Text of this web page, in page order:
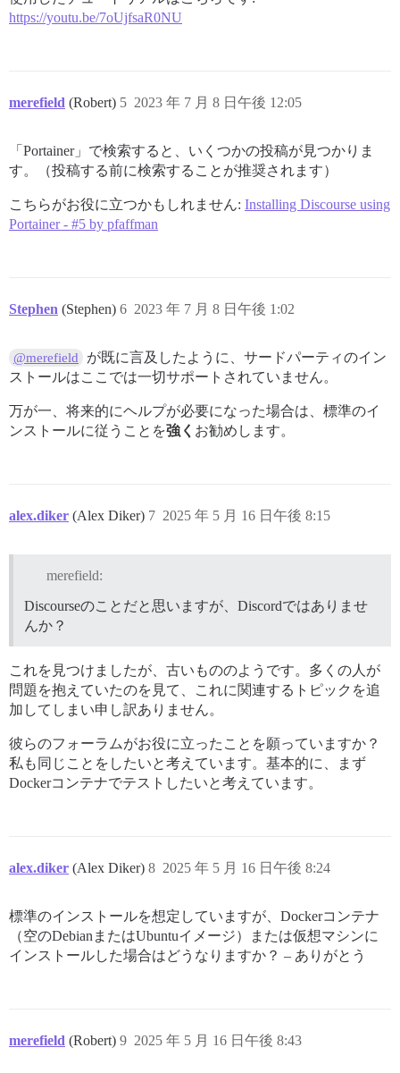
https://youtu.be/7oUjfsaR0NU
merefield (Robert) 2023 年 7 月 8 日午後 12:05
5
「Portainer」で検索すると、いくつかの投稿が見つかりま
す。（投稿する前に検索することが推奨されます）
こちらがお役に立つかもしれません: Installing Discourse using
Portainer - #5 by pfaffman
Stephen (Stephen) 2023 年 7 月 8 日午後 1:02
6
@merefield
が既に言及したように、サードパーティのイン
ストールはここでは一切サポートされていません。
万が一、将来的にヘルプが必要になった場合は、標準のイ
ンストールに従うことを強く お勧めします。
alex.diker (Alex Diker) 2025 年 5 月 16 日午後 8:15
7
merefield:
Discourseのことだと思いますが、Discordではありませ
んか？
これを見つけましたが、古いもののようです。多くの人が
問題を抱えていたのを見て、これに関連するトピックを追
加してしまい申し訳ありません。
彼らのフォーラムがお役に立ったことを願っていますか？
私も同じことをしたいと考えています。基本的に、まず
Dockerコンテナでテストしたいと考えています。
alex.diker (Alex Diker) 2025 年 5 月 16 日午後 8:24
8
標準のインストールを想定していますが、Dockerコンテナ
（空のDebianまたはUbuntuイメージ）または仮想マシンに
インストールした場合はどうなりますか？ – ありがとう
merefield (Robert) 2025 年 5 月 16 日午後 8:43
9